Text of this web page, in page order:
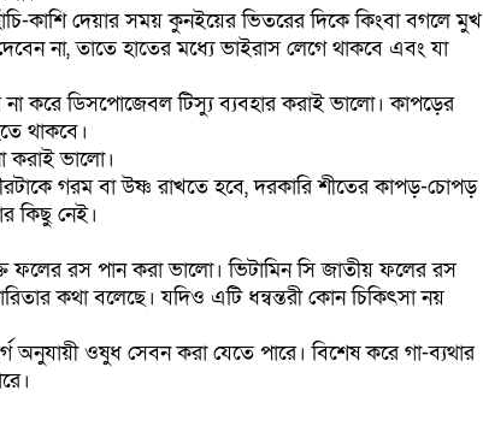
কাশি দেয়ার সময় কুনইয়ের ভিতরের দিকে কিংবা বগলে মুখ
না, তাতে হাতের মধ্যে ভাইরাস লেগে থাকবে এবং যা
করে ডিসপোজেবল টিস্যু ব্যবহার করাই ভালো। কাপড়ের
থাকবে।
করাই ভালো।
গরম বা উষ্ণ রাখতে হবে, দরকারি শীতের কাপড়-চোপড়
কিছু নেই।
ফলের রস পান করা ভালো। ভিটামিন সি জাতীয় ফলের রস
কথা বলেছে। যদিও এটি ধন্বন্তরী কোন চিকিৎসা নয়
ওষুধ সেবন করা যেতে পারে। বিশেষ করে গা-ব্যথার